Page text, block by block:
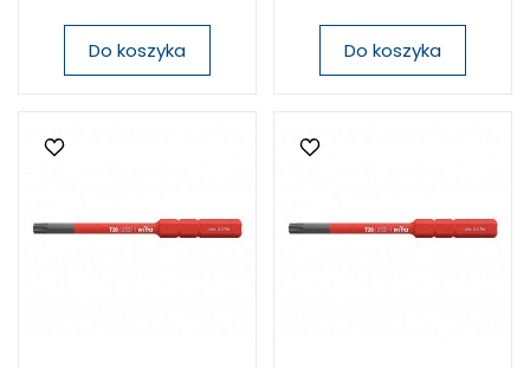
Do koszyka Do koszyka